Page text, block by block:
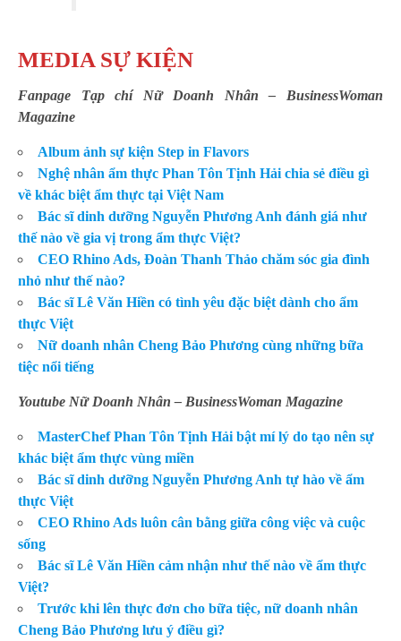
MEDIA SỰ KIỆN
Fanpage Tạp chí Nữ Doanh Nhân – BusinessWoman
Magazine
Album ảnh sự kiện Step in Flavors
Nghệ nhân ẩm thực Phan Tôn Tịnh Hải chia sẻ điều gì
về khác biệt ẩm thực tại Việt Nam
Bác sĩ dinh dưỡng Nguyễn Phương Anh đánh giá như
thế nào về gia vị trong ẩm thực Việt?
CEO Rhino Ads, Đoàn Thanh Thảo chăm sóc gia đình
nhỏ như thế nào?
Bác sĩ Lê Văn Hiền có tình yêu đặc biệt dành cho ẩm
thực Việt
Nữ doanh nhân Cheng Bảo Phương cùng những bữa
tiệc nổi tiếng
Youtube Nữ Doanh Nhân – BusinessWoman Magazine
MasterChef Phan Tôn Tịnh Hải bật mí lý do tạo nên sự
khác biệt ẩm thực vùng miền
Bác sĩ dinh dưỡng Nguyễn Phương Anh tự hào về ẩm
thực Việt
CEO Rhino Ads luôn cân bằng giữa công việc và cuộc
sống
Bác sĩ Lê Văn Hiền cảm nhận như thế nào về ẩm thực
Việt?
Trước khi lên thực đơn cho bữa tiệc, nữ doanh nhân
Cheng Bảo Phương lưu ý điều gì?